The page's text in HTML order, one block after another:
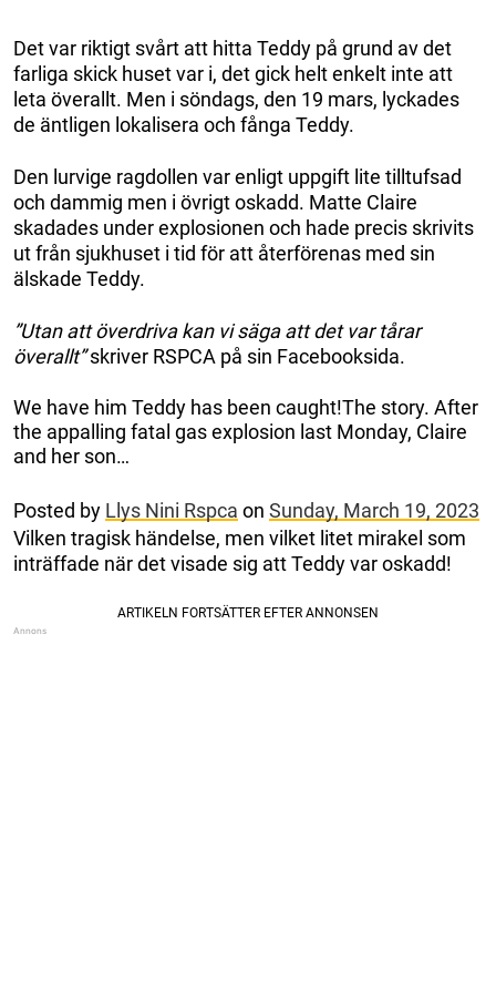
Det var riktigt svårt att hitta Teddy på grund av det
farliga skick huset var i, det gick helt enkelt inte att
leta överallt. Men i söndags, den 19 mars, lyckades
de äntligen lokalisera och fånga Teddy.
Den lurvige ragdollen var enligt uppgift lite tilltufsad
och dammig men i övrigt oskadd. Matte Claire
skadades under explosionen och hade precis skrivits
ut från sjukhuset i tid för att återförenas med sin
älskade Teddy.
”Utan att överdriva kan vi säga att det var tårar
överallt”skriver RSPCA på sin Facebooksida.
We have him Teddy has been caught!The story. After
the appalling fatal gas explosion last Monday, Claire
and her son…
Posted by Llys Nini Rspca on Sunday, March 19, 2023
Vilken tragisk händelse, men vilket litet mirakel som
inträffade när det visade sig att Teddy var oskadd!